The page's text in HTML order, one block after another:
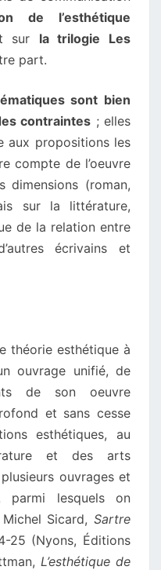
de l’esthétique
sur la trilogie Les
part.
sont bien
contraintes ; elles
aux propositions les
compte de l’oeuvre
dimensions (roman,
sur la littérature,
de la relation entre
écrivains et
théorie esthétique à
ouvrage unifié, de
de son oeuvre
et sans cesse
esthétiques, au
et des arts
ouvrages et
parmi lesquels on
Sicard, Sartre
25 (Nyons, Éditions
L’esthétique de